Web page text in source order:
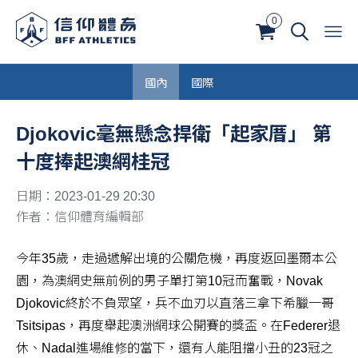
0
國內 國際
Djokovic毫無懸念捍衛「起家厝」 第
十度捧起澳網桂冠
日期：2023-01-29 20:30
作者：信仰體育編輯部
今年35歲，走過遞解出境的公關危機，再度返回墨爾本公
園，為澳網史無前例的男子單打第10冠而奮戰，Novak
Djokovic終於不負眾望，兵不血刃以直落三拿下希臘一哥
Tsitsipas，再度舉起澳洲網球公開賽的獎盃。在Federer退
休、Nadal進場維修的當下，還有人能阻擋小丑的23冠之